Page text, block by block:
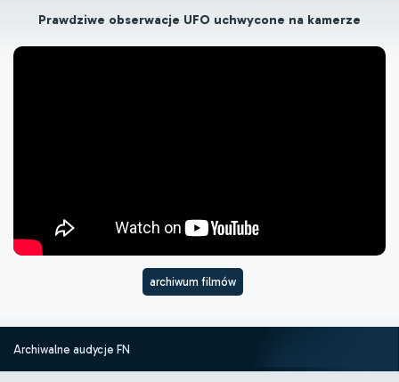
Prawdziwe obserwacje UFO uchwycone na kamerze
archiwum filmów
Archiwalne audycje FN